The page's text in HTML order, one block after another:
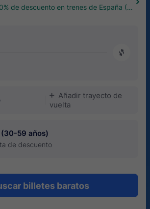
de descuento en trenes de España (1
󰿠
󱅇
Añadir trayecto de
vuelta
(30-59 años)
de descuento
billetes baratos